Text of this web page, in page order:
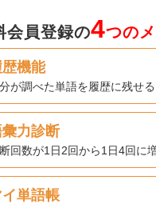
会員登録の4つの
歴機能
が調べた単語を履歴に残せる
力診断
回数が1日2回から1日4回に
イ単語帳